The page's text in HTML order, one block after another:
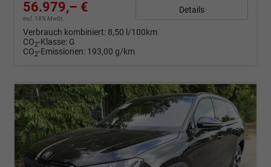
56.979,– €
incl. 19% MwSt.
Details
Verbrauch kombiniert: 8,50 l/100km
CO2-Klasse: G
CO2-Emissionen: 193,00 g/km